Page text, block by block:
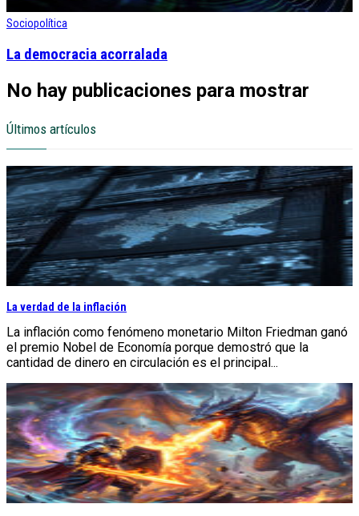
Sociopolítica
La democracia acorralada
No hay publicaciones para mostrar
Últimos artículos
La verdad de la inflación
La inflación como fenómeno monetario Milton Friedman ganó
el premio Nobel de Economía porque demostró que la
cantidad de dinero en circulación es el principal...